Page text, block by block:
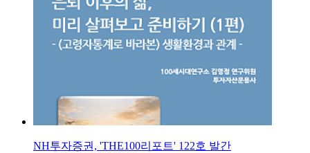
NH투자증권, 'THE100리포트' 122호 발간